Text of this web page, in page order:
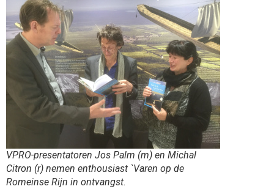
VPRO-presentatoren Jos Palm (m) en Michal
Citron (r) nemen enthousiast `Varen op de
Romeinse Rijn in ontvangst.